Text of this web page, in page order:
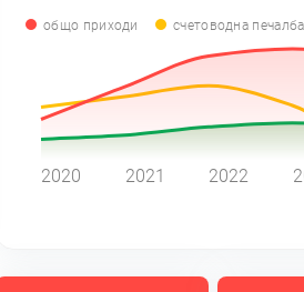
общо приходи счетоводна печалба
2020 2021 2022